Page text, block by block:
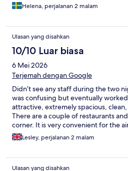
Helena, perjalanan 2 malam
Ulasan yang disahkan
10/10 Luar biasa
6 Mei 2026
Terjemah dengan Google
Didn’t see any staff during the two
was confusing but eventually
attractive, extremely spacious,
There are a couple of restaurants
corner. It is very convenient for the
close by.Lesley, perjalanan 2 malam
Ulasan yang disahkan